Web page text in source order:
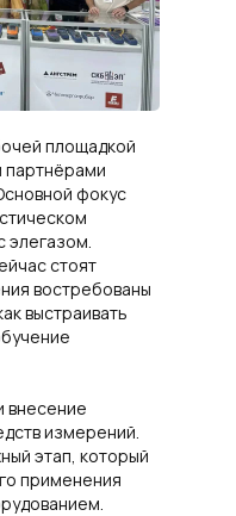
площадкой
партнёрами
фокус
элегазом.
стоят
востребованы
выстраивать
внесение
измерений.
этап, который
применения